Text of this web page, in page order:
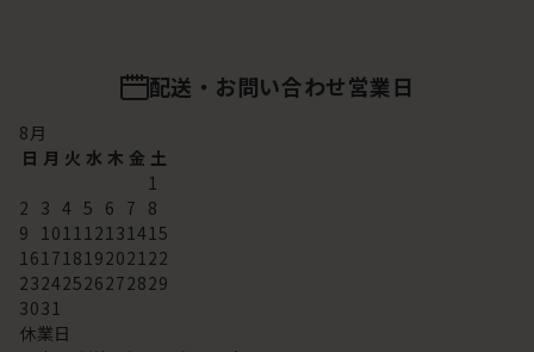
配送・お問い合わせ営業日
8月
日 月 火 水 木 金 土
1
2 3 4 5 6 7 8
9 101112131415
16171819202122
23242526272829
3031
休業日